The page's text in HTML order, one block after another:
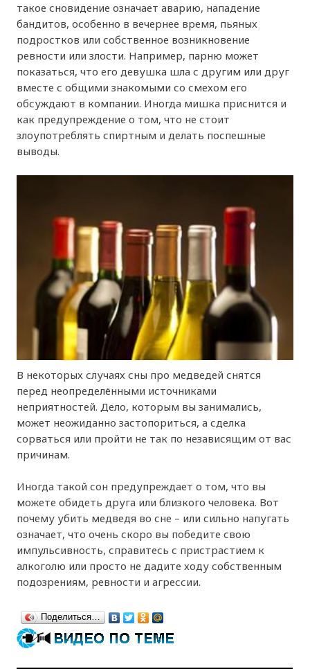
такое сновидение означает аварию, нападение
бандитов, особенно в вечернее время, пьяных
подростков или собственное возникновение
ревности или злости. Например, парню может
показаться, что его девушка шла с другим или друг
вместе с общими знакомыми со смехом его
обсуждают в компании. Иногда мишка приснится и
как предупреждение о том, что не стоит
злоупотреблять спиртным и делать поспешные
выводы.
В некоторых случаях сны про медведей снятся
перед неопределёнными источниками
неприятностей. Дело, которым вы занимались,
может неожиданно застопориться, а сделка
сорваться или пройти не так по независящим от вас
причинам.
Иногда такой сон предупреждает о том, что вы
можете обидеть друга или близкого человека. Вот
почему убить медведя во сне – или сильно напугать
означает, что очень скоро вы победите свою
импульсивность, справитесь с пристрастием к
алкоголю или просто не дадите ходу собственным
подозрениям, ревности и агрессии.
Поделиться…